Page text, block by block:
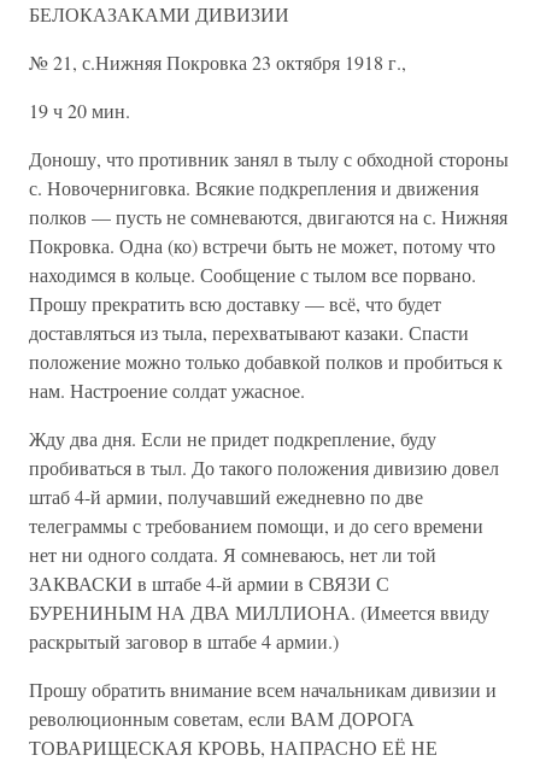
БЕЛОКАЗАКАМИ ДИВИЗИИ
№ 21, с.Нижняя Покровка 23 октября 1918 г.,
19 ч 20 мин.
Доношу, что противник занял в тылу с обходной стороны
с. Новочерниговка. Всякие подкрепления и движения
полков — пусть не сомневаются, двигаются на с. Нижняя
Покровка. Одна (ко) встречи быть не может, потому что
находимся в кольце. Сообщение с тылом все порвано.
Прошу прекратить всю доставку — всё, что будет
доставляться из тыла, перехватывают казаки. Спасти
положение можно только добавкой полков и пробиться к
нам. Настроение солдат ужасное.
Жду два дня. Если не придет подкрепление, буду
пробиваться в тыл. До такого положения дивизию довел
штаб 4-й армии, получавший ежедневно по две
телеграммы с требованием помощи, и до сего времени
нет ни одного солдата. Я сомневаюсь, нет ли той
ЗАКВАСКИ в штабе 4-й армии в СВЯЗИ С
БУРЕНИНЫМ НА ДВА МИЛЛИОНА. (Имеется ввиду
раскрытый заговор в штабе 4 армии.)
Прошу обратить внимание всем начальникам дивизии и
революционным советам, если ВАМ ДОРОГА
ТОВАРИЩЕСКАЯ КРОВЬ, НАПРАСНО ЕЁ НЕ